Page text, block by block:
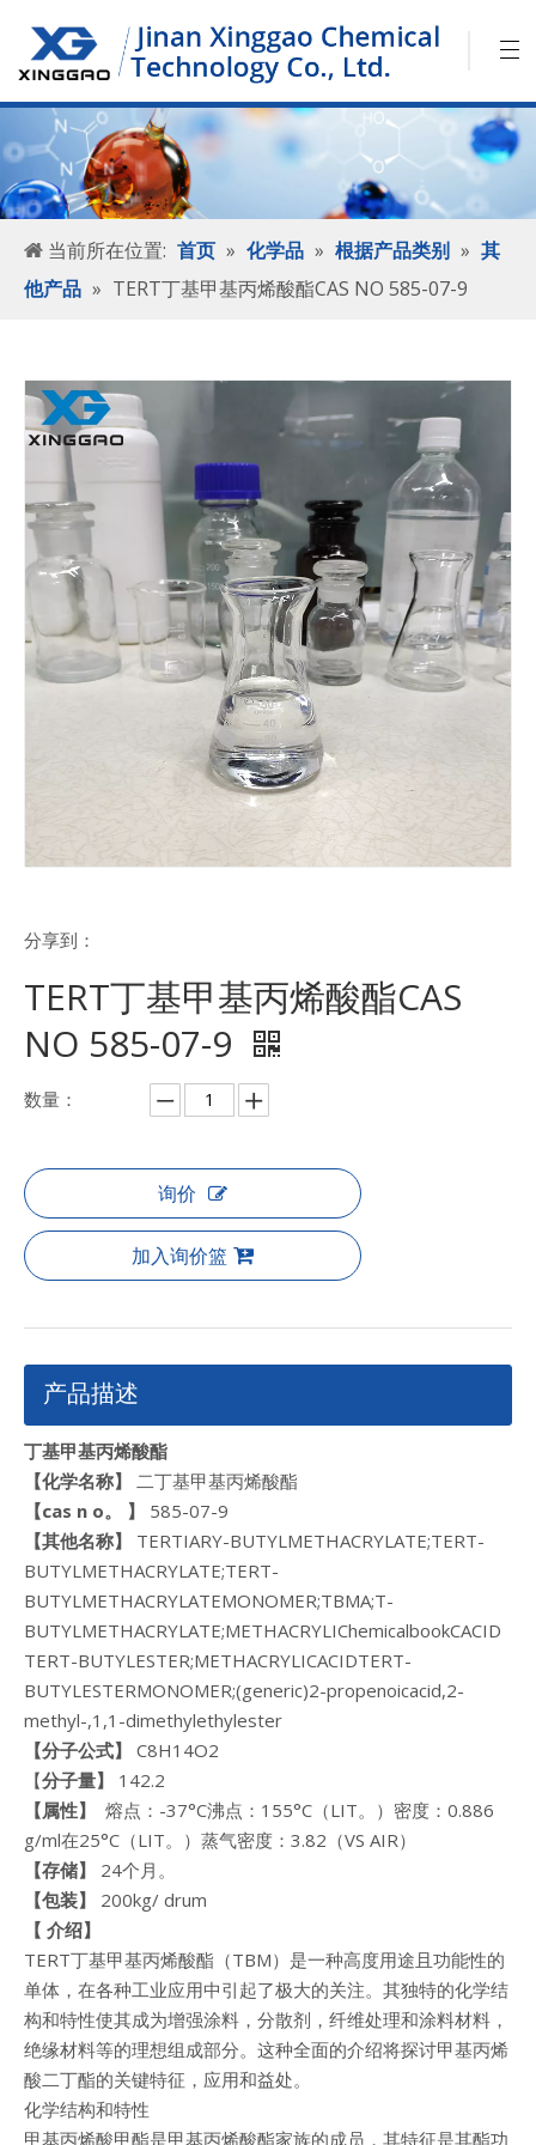
当前所在位置: 首页 » 化学品 » 根据产品类别 » 其
他产品 » TERT丁基甲基丙烯酸酯CAS NO 585-07-9
分享到：
TERT丁基甲基丙烯酸酯CAS
NO 585-07-9
数量：
询价
加入询价篮
产品描述
丁基甲基丙烯酸酯
【化学名称】
二丁基甲基丙烯酸酯
【cas n o。 】 585-07-9
【其他名称】 TERTIARY-BUTYLMETHACRYLATE;TERT-
BUTYLMETHACRYLATE;TERT-
BUTYLMETHACRYLATEMONOMER;TBMA;T-
BUTYLMETHACRYLATE;METHACRYLIChemicalbookCACID
TERT-BUTYLESTER;METHACRYLICACIDTERT-
BUTYLESTERMONOMER;(generic)2-propenoicacid,2-
methyl-,1,1-dimethylethylester
【分子公式】 C8H14O2
【分子量】
142.2
【属性】
熔点：-37°C沸点：155°C（LIT。）密度：0.886
g/ml在25°C（LIT。）蒸气密度：3.82（VS AIR）
【存储】 24个月。
【包装】 200kg/ drum
【 介绍】
TERT丁基甲基丙烯酸酯（TBM）是一种高度用途且功能性的
单体，在各种工业应用中引起了极大的关注。其独特的化学结
构和特性使其成为增强涂料，分散剂，纤维处理和涂料材料，
绝缘材料等的理想组成部分。这种全面的介绍将探讨甲基丙烯
酸二丁酯的关键特征，应用和益处。
化学结构和特性
甲基丙烯酸甲酯是甲基丙烯酸酯家族的成员，其特征是其酯功